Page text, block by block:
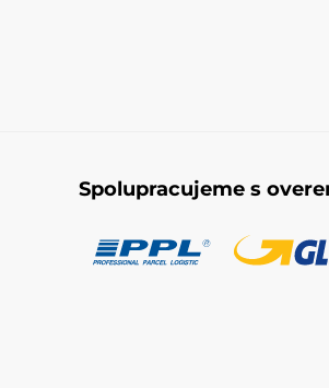
Spolupracujeme s